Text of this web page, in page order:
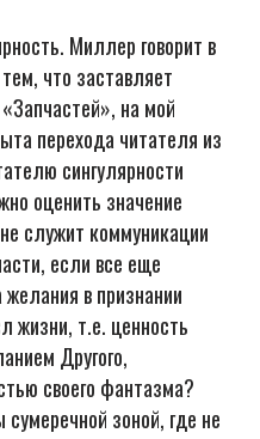
Миллер говорит в
что заставляет
на мой
перехода читателя из
сингулярности
оценить значение
служит коммуникации
если все еще
в признании
жизни, т.е. ценность
Другого,
своего фантазма?
зоной, где не